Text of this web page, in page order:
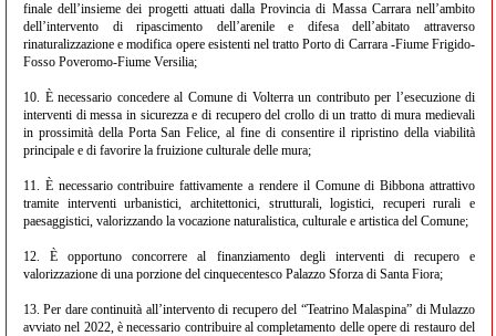
finale dell’insieme dei progetti attuati dalla Provincia di Massa Carrara nell’ambito
dell’intervento di ripascimento dell’arenile e difesa dell’abitato attraverso
rinaturalizzazione e modifica opere esistenti nel tratto Porto di Carrara -Fiume Frigido-
Fosso Poveromo-Fiume Versilia;
10. È necessario concedere al Comune di Volterra un contributo per l’esecuzione di
interventi di messa in sicurezza e di recupero del crollo di un tratto di mura medievali
in prossimità della Porta San Felice, al fine di consentire il ripristino della viabilità
principale e di favorire la fruizione culturale delle mura;
11. È necessario contribuire fattivamente a rendere il Comune di Bibbona attrattivo
tramite interventi urbanistici, architettonici, strutturali, logistici, recuperi rurali e
paesaggistici, valorizzando la vocazione naturalistica, culturale e artistica del Comune;
12. È opportuno concorrere al finanziamento degli interventi di recupero e
valorizzazione di una porzione del cinquecentesco Palazzo Sforza di Santa Fiora;
13. Per dare continuità all’intervento di recupero del “Teatrino Malaspina” di Mulazzo
avviato nel 2022, è necessario contribuire al completamento delle opere di restauro del